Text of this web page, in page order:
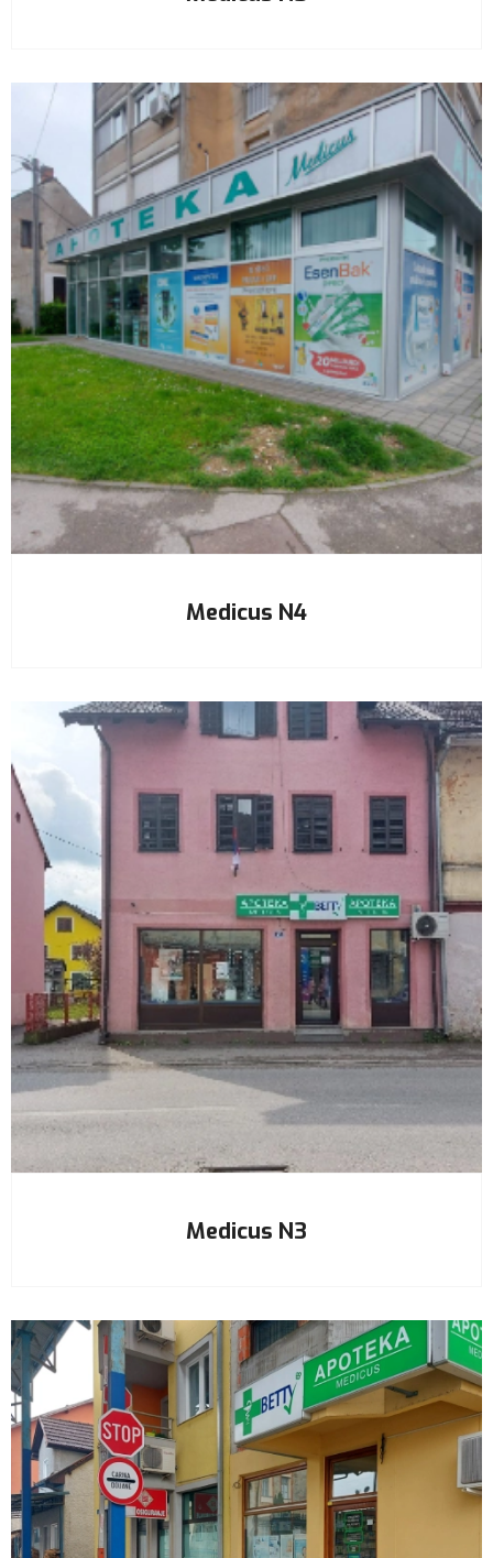
Medicus N4
Medicus N3